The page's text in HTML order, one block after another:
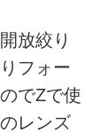
放絞り
フォー
でZで使
レンズ